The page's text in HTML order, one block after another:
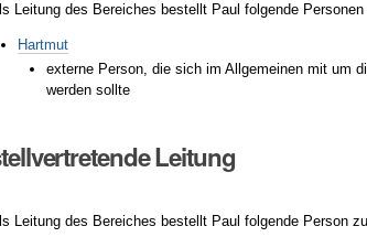
Leitung des Bereiches bestellt Paul folgende
Hartmut
externe Person, die sich im Allgemeinen mit um
werden sollte
Leitung
Leitung des Bereiches bestellt Paul folgende Person